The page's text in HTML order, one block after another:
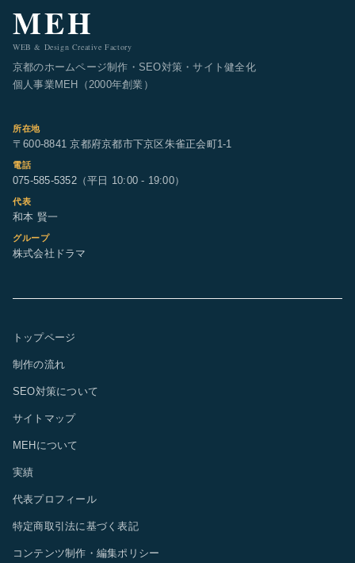
MEH
WEB & Design Creative Factory
京都のホームページ制作・SEO対策・サイト健全化
個人事業MEH（2000年創業）
所在地
〒600-8841 京都府京都市下京区朱雀正会町1-1
電話
075-585-5352（平日 10:00 - 19:00）
代表
和本 賢一
グループ
株式会社ドラマ
トップページ
制作の流れ
SEO対策について
サイトマップ
MEHについて
実績
代表プロフィール
特定商取引法に基づく表記
コンテンツ制作・編集ポリシー